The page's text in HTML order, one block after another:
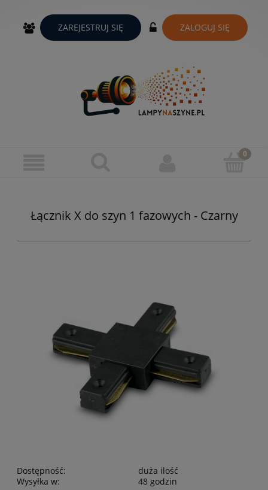
ZAREJESTRUJ SIĘ ZALOGUJ SIĘ
Łącznik X do szyn 1 fazowych - Czarny
Dostępność:
duża ilość
Wysyłka w:
48 godzin